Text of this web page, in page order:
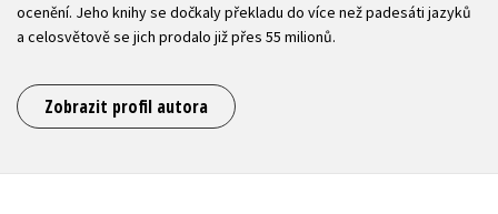
ocenění. Jeho knihy se dočkaly překladu do více než padesáti jazyků
a celosvětově se jich prodalo již přes 55 milionů.
Zobrazit profil autora